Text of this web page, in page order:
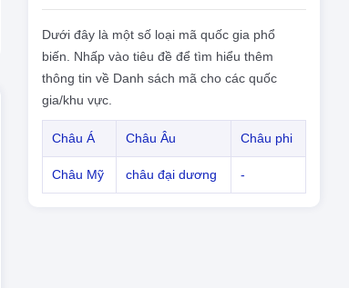
Dưới đây là một số loại mã quốc gia phổ
biến. Nhấp vào tiêu đề để tìm hiểu thêm
thông tin về Danh sách mã cho các quốc
gia/khu vực.
Châu Á Châu Âu Châu phi
Châu Mỹ châu đại dương -